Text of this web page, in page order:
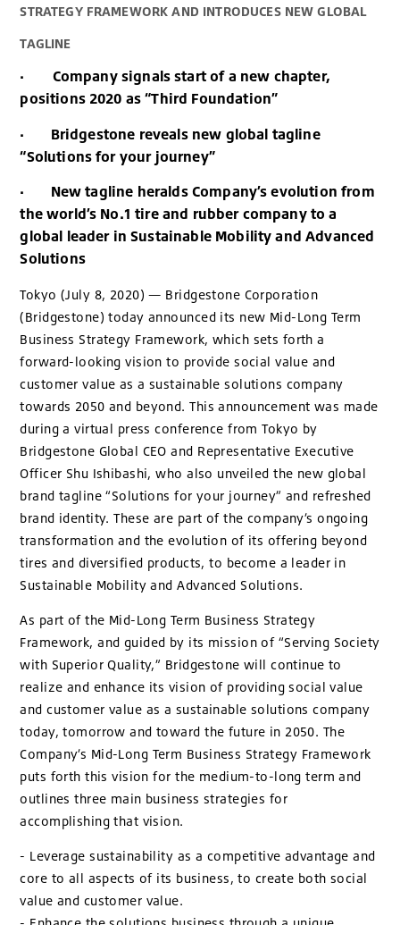
STRATEGY FRAMEWORK AND INTRODUCES NEW GLOBAL
TAGLINE
·
Company signals start of a new chapter,
positions 2020 as “Third Foundation”
· Bridgestone reveals new global tagline
“Solutions for your journey”
· New tagline heralds Company’s evolution from
the world’s No.1 tire and rubber company to a
global leader in Sustainable Mobility and Advanced
Solutions
Tokyo (July 8, 2020) — Bridgestone Corporation
(Bridgestone) today announced its new Mid-Long Term
Business Strategy Framework, which sets forth a
forward-looking vision to provide social value and
customer value as a sustainable solutions company
towards 2050 and beyond. This announcement was made
during a virtual press conference from Tokyo by
Bridgestone Global CEO and Representative Executive
Officer Shu Ishibashi, who also unveiled the new global
brand tagline “Solutions for your journey” and refreshed
brand identity. These are part of the company’s ongoing
transformation and the evolution of its offering beyond
tires and diversified products, to become a leader in
Sustainable Mobility and Advanced Solutions.
As part of the Mid-Long Term Business Strategy
Framework, and guided by its mission of “Serving Society
with Superior Quality,” Bridgestone will continue to
realize and enhance its vision of providing social value
and customer value as a sustainable solutions company
today, tomorrow and toward the future in 2050. The
Company’s Mid-Long Term Business Strategy Framework
puts forth this vision for the medium-to-long term and
outlines three main business strategies for
accomplishing that vision.
- Leverage sustainability as a competitive advantage and
core to all aspects of its business, to create both social
value and customer value.